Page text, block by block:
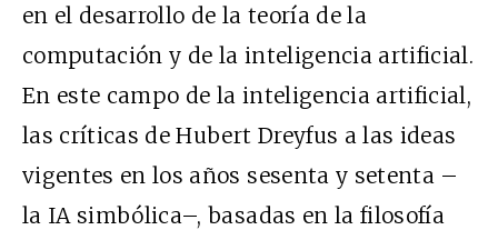
en el desarrollo de la teoría de la
computación y de la inteligencia artificial.
En este campo de la inteligencia artificial,
las críticas de Hubert Dreyfus a las ideas
vigentes en los años sesenta y setenta –
la IA simbólica–, basadas en la filosofía